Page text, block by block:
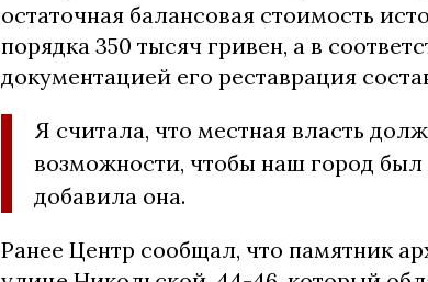
остаточная балансовая стоимость
порядка 350 тысяч гривен, а в
документацией его реставрация
Я считала, что местная власть
возможности, чтобы наш город
добавила она.
Ранее Центр сообщал, что памятник